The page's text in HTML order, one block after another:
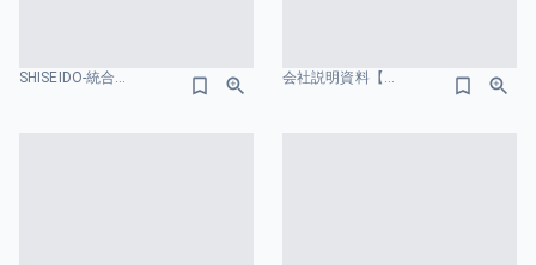
SHISEIDO-統合レポート-2024 ガバナンスのスライドデザイン 会社説明資料【デザイナー】/ Loglass Designer 組織図のスライドデザイン